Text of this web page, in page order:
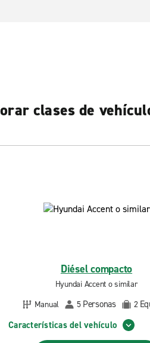
clases de
Diésel compacto
Hyundai Accent o similar
Manual
5 Personas 2
Características del vehículo